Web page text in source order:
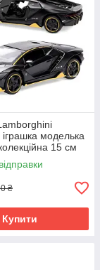
моделька
15 см
₴
Купити